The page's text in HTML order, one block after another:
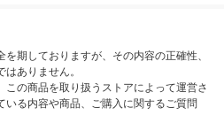
期しておりますが、その内容の正確性、
ありません。
の商品を取り扱うストアによって運営さ
いる内容や商品、ご購入に関するご質問